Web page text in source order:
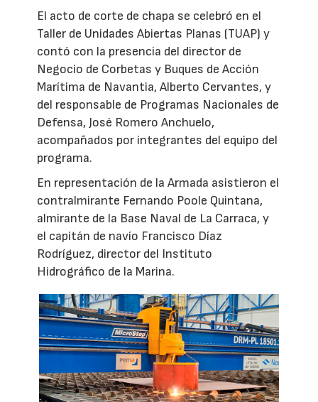
El acto de corte de chapa se celebró en el
Taller de Unidades Abiertas Planas (TUAP) y
contó con la presencia del director de
Negocio de Corbetas y Buques de Acción
Marítima de Navantia, Alberto Cervantes, y
del responsable de Programas Nacionales de
Defensa, José Romero Anchuelo,
acompañados por integrantes del equipo del
programa.
En representación de la Armada asistieron el
contralmirante Fernando Poole Quintana,
almirante de la Base Naval de La Carraca, y
el capitán de navío Francisco Díaz
Rodríguez, director del Instituto
Hidrográfico de la Marina.